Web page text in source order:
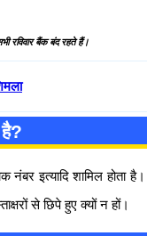
रविवार बैंक बंद रहते हैं।
इत्यादि शामिल होता
से छिपे हुए क्यों न हों।